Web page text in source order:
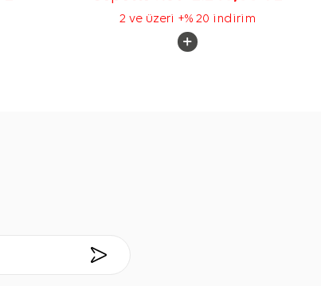
2 ve üzeri +% 20 indirim